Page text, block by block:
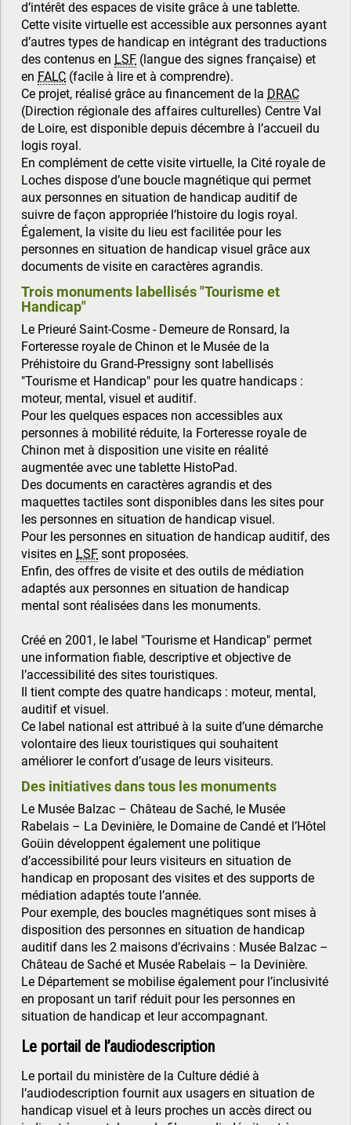
d’intérêt des espaces de visite grâce à une tablette.
Cette visite virtuelle est accessible aux personnes ayant
d’autres types de handicap en intégrant des traductions
des contenus en LSF (langue des signes française) et
en FALC (facile à lire et à comprendre).
Ce projet, réalisé grâce au financement de la DRAC
(Direction régionale des affaires culturelles) Centre Val
de Loire, est disponible depuis décembre à l’accueil du
logis royal.
En complément de cette visite virtuelle, la Cité royale de
Loches dispose d’une boucle magnétique qui permet
aux personnes en situation de handicap auditif de
suivre de façon appropriée l’histoire du logis royal.
Également, la visite du lieu est facilitée pour les
personnes en situation de handicap visuel grâce aux
documents de visite en caractères agrandis.
Trois monuments labellisés "Tourisme et
Handicap"
Le Prieuré Saint-Cosme - Demeure de Ronsard, la
Forteresse royale de Chinon et le Musée de la
Préhistoire du Grand-Pressigny sont labellisés
"Tourisme et Handicap" pour les quatre handicaps :
moteur, mental, visuel et auditif.
Pour les quelques espaces non accessibles aux
personnes à mobilité réduite, la Forteresse royale de
Chinon met à disposition une visite en réalité
augmentée avec une tablette HistoPad.
Des documents en caractères agrandis et des
maquettes tactiles sont disponibles dans les sites pour
les personnes en situation de handicap visuel.
Pour les personnes en situation de handicap auditif, des
visites en LSF sont proposées.
Enfin, des offres de visite et des outils de médiation
adaptés aux personnes en situation de handicap
mental sont réalisées dans les monuments.
Créé en 2001, le label "Tourisme et Handicap" permet
une information fiable, descriptive et objective de
l’accessibilité des sites touristiques.
Il tient compte des quatre handicaps : moteur, mental,
auditif et visuel.
Ce label national est attribué à la suite d’une démarche
volontaire des lieux touristiques qui souhaitent
améliorer le confort d’usage de leurs visiteurs.
Des initiatives dans tous les monuments
Le Musée Balzac – Château de Saché, le Musée
Rabelais – La Devinière, le Domaine de Candé et l’Hôtel
Goüin développent également une politique
d’accessibilité pour leurs visiteurs en situation de
handicap en proposant des visites et des supports de
médiation adaptés toute l’année.
Pour exemple, des boucles magnétiques sont mises à
disposition des personnes en situation de handicap
auditif dans les 2 maisons d’écrivains : Musée Balzac –
Château de Saché et Musée Rabelais – la Devinière.
Le Département se mobilise également pour l’inclusivité
en proposant un tarif réduit pour les personnes en
situation de handicap et leur accompagnant.
Le portail de l’audiodescription
Le portail du ministère de la Culture dédié à
l’audiodescription fournit aux usagers en situation de
handicap visuel et à leurs proches un accès direct ou